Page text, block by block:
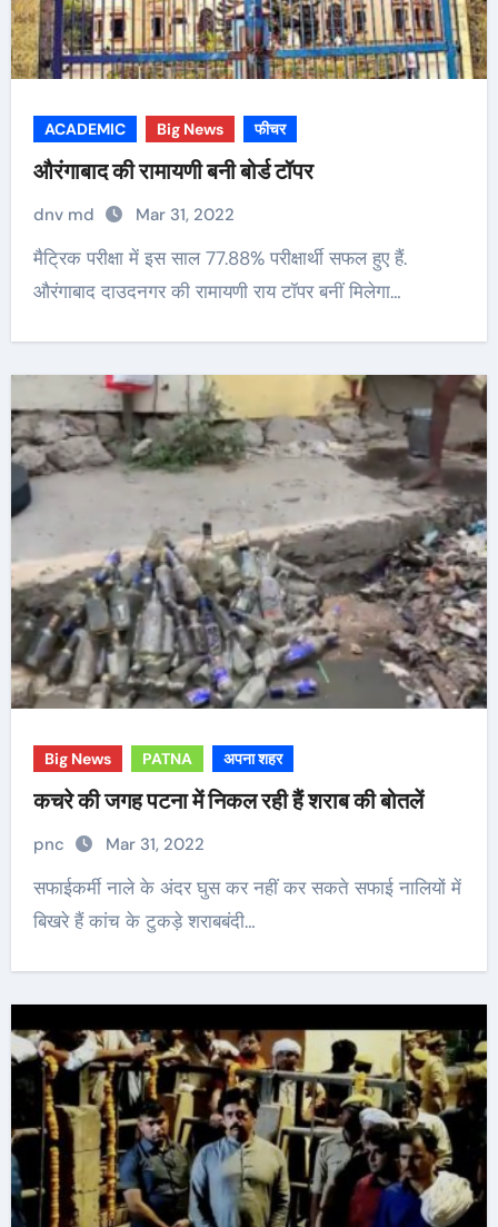
ACADEMIC Big News फीचर
औरंगाबाद की रामायणी बनी बोर्ड टॉपर
dnv md Mar 31, 2022
मैट्रिक परीक्षा में इस साल 77.88% परीक्षार्थी सफल हुए हैं.
औरंगाबाद दाउदनगर की रामायणी राय टॉपर बनीं मिलेगा…
Big News PATNA अपना शहर
कचरे की जगह पटना में निकल रही हैं शराब की बोतलें
pnc Mar 31, 2022
सफाईकर्मी नाले के अंदर घुस कर नहीं कर सकते सफाई नालियों में
बिखरे हैं कांच के टुकड़े शराबबंदी…